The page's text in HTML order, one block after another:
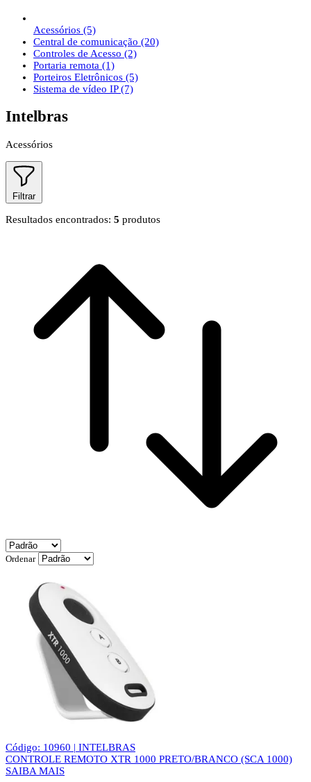
Acessórios (5)
Central de comunicação (20)
Controles de Acesso (2)
Portaria remota (1)
Porteiros Eletrônicos (5)
Sistema de vídeo IP(7)
Intelbras
Acessórios
Filtrar
Resultados encontrados: 5 produtos
Ordenar
Código: 10960 | INTELBRAS
CONTROLE REMOTO XTR 1000 PRETO/BRANCO (SCA 1000)
SAIBA MAIS